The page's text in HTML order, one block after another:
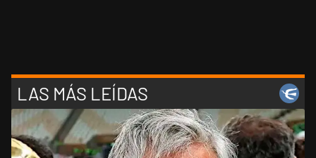
LAS MÁS LEÍDAS